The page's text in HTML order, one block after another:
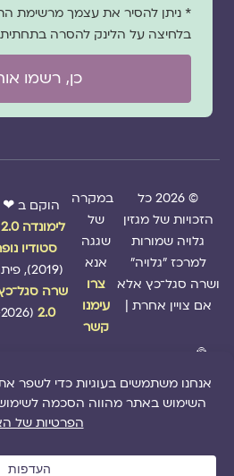
* ניתן להסיר את עצמך מרשימת
בלחיצה על הלינק להסרה בתחתית
כן, רשמו
© 2026 כל
הזכויות של מגזין
גלויה שמורות
למרכז "גלויה"
ושרה סגל־כץ אלא
אם צויין אחרת |
במקרה
של
שגגה
אנא
צרו
עימנו
קשר
הוקם ב ❤
לימונדה 2.0
|
סטודיו
שרה סגל־כץ
2.0
(2020-2026)